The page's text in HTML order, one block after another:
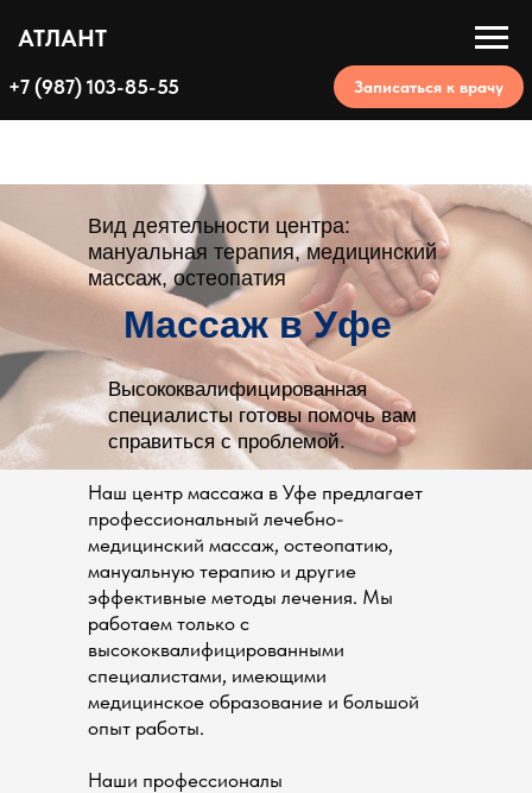
АТЛАНТ
+7 (987) 103-85-55 Записаться к врачу
Массаж в Уфе
Высококвалифицированная
специалисты готовы помочь вам
справиться с проблемой.
Вид деятельности центра:
мануальная терапия, медицинский
массаж, остеопатия
Наш центр массажа в Уфе предлагает
профессиональный лечебно-
медицинский массаж, остеопатию,
мануальную терапию и другие
эффективные методы лечения. Мы
работаем только с
высококвалифицированными
специалистами, имеющими
медицинское образование и большой
опыт работы.
Наши профессионалы